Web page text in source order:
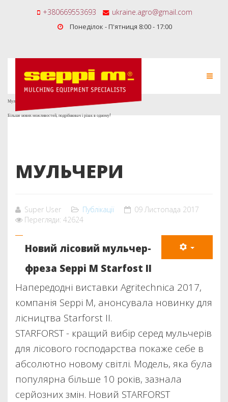
+380669553693 ukraine.agro@gmail.com
Понеділок - П'ятниця 8:00 - 17:00
Мульчер Seppi Multiforst
Більше нових можливостей, подрібнювач і різак в одному!
МУЛЬЧЕРИ
Super User Публікації
09 Листопада 2017
Перегляди: 42624
Новий лісовий мульчер-
фреза Seppi M Starfost II
Напередодні виставки Agritechnica 2017,
компанія Seppi M, анонсувала новинку для
лісництва Starforst II.
STARFORST - кращий вибір серед мульчерів
для лісового господарства покаже себе в
абсолютно новому світлі. Модель, яка була
популярна більше 10 років, зазнала
серйозних змін. Новий STARFORST